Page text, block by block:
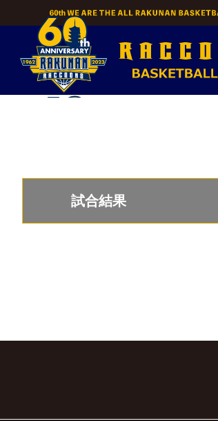
試合結果